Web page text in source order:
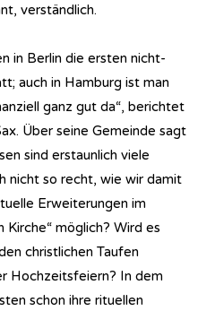
verständlich.
in Berlin die ersten nicht-
auch in Hamburg ist man
ganz gut da“, berichtet
Über seine Gemeinde sagt
sind erstaunlich viele
nicht so recht, wie wir damit
Erweiterungen im
möglich? Wird es
christlichen Taufen
Hochzeitsfeiern? In dem
schon ihre rituellen